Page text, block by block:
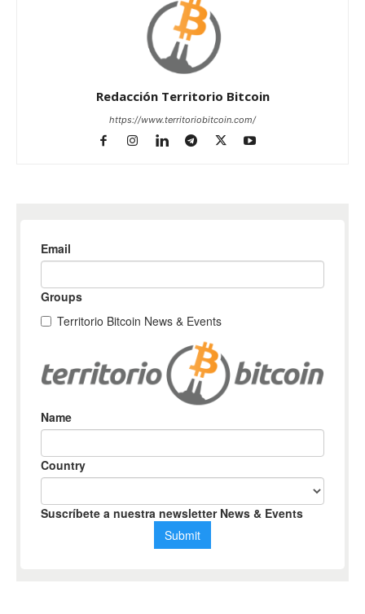
Redacción Territorio Bitcoin
https://www.territoriobitcoin.com/